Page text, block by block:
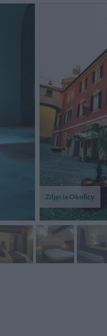
Zdjęcia Okolicy
mal
condizionata
insopportabile per una
priva di areazione
Paolo,